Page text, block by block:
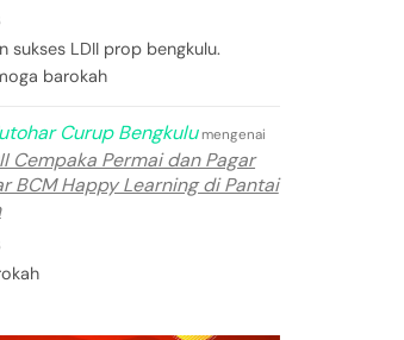
sukses LDII prop bengkulu.
barokah
Curup Bengkulumengenai
Cempaka Permai dan Pagar
BCM Happy Learning di Pantai